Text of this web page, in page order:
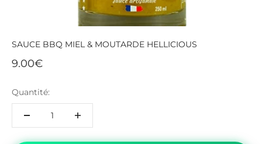
SAUCE BBQ MIEL & MOUTARDE HELLICIOUS
Prix de vente
9.00€
Quantité: